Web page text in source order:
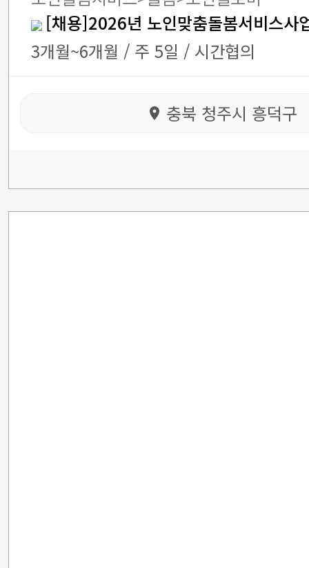
[채용]2026년 노인맞춤돌봄서비스사
3개월~6개월 / 주 5일 / 시간협의
충북 청주시 흥덕구